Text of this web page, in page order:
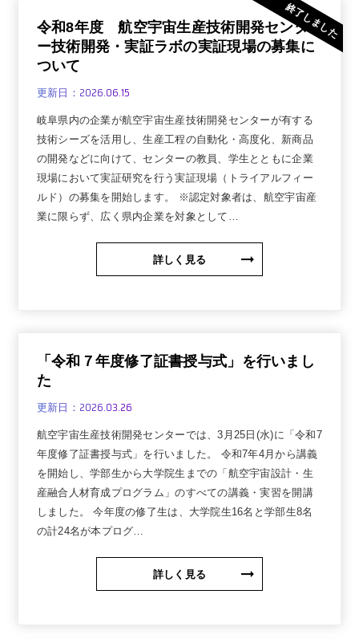
終了しました
令和8年度 航空宇宙生産技術開発センタ
ー技術開発・実証ラボの実証現場の募集に
ついて
更新日： 2026.06.15
岐阜県内の企業が航空宇宙生産技術開発センターが有する
技術シーズを活用し、生産工程の自動化・高度化、新商品
の開発などに向けて、センターの教員、学生とともに企業
現場において実証研究を行う実証現場（トライアルフィー
ルド）の募集を開始します。 ※認定対象者は、航空宇宙産
業に限らず、広く県内企業を対象として…
詳しく見る
「令和７年度修了証書授与式」を行いまし
た
更新日： 2026.03.26
航空宇宙生産技術開発センターでは、3月25日(水)に「令和7
年度修了証書授与式」を行いました。 令和7年4月から講義
を開始し、学部生から大学院生までの「航空宇宙設計・生
産融合人材育成プログラム」のすべての講義・実習を開講
しました。 今年度の修了生は、大学院生16名と学部生8名
の計24名が本プログ…
詳しく見る